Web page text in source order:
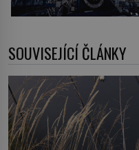
SOUVISEJÍCÍ ČLÁNKY